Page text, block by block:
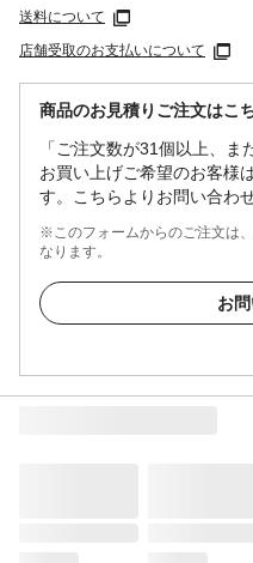
送料について
店舗受取のお支払いについて
商品のお見積りご注文はこ
「ご注文数が31個以上、
お買い上げご希望のお客様
す。こちらよりお問い合わ
※このフォームからのご注文は
なります。
お